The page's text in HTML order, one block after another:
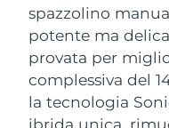
spazzolino
potente ma
provata per
complessiva del
la tecnologia
ibrida unica,
For men,
UFO™
Near-
device
issa™
Smart
Anti-age
Bulgaria
Canada
Cile